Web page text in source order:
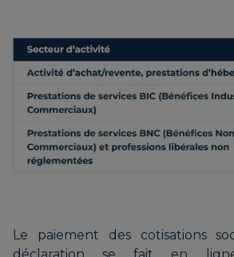
Le paiement des cotisations
déclaration se fait en